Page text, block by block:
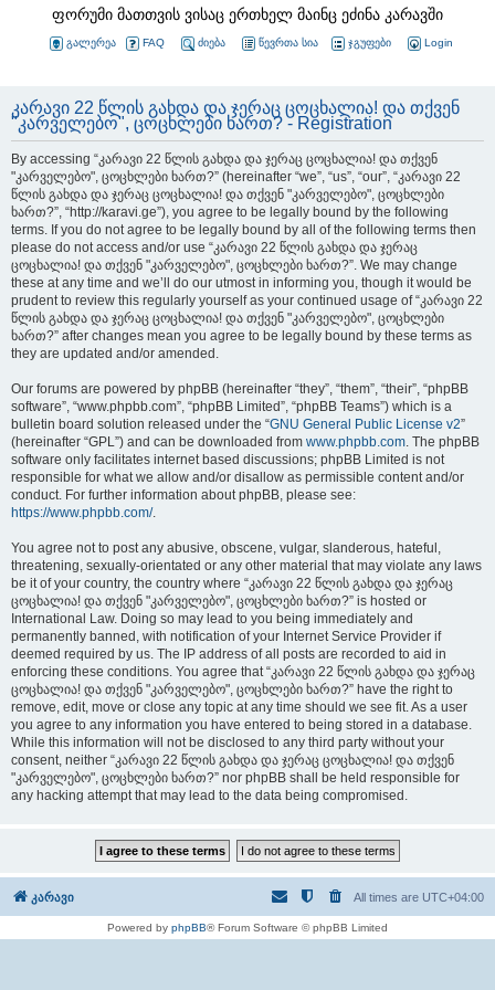
ფორუმი მათთვის ვისაც ერთხელ მაინც ეძინა კარავში
გალერეა FAQ ძიება წევრთა სია ჯგუფები Login
კარავი 22 წლის გახდა და ჯერაც ცოცხალია! და თქვენ
"კარველებო", ცოცხლები ხართ? - Registration
By accessing “კარავი 22 წლის გახდა და ჯერაც ცოცხალია! და თქვენ
"კარველებო", ცოცხლები ხართ?” (hereinafter “we”, “us”, “our”, “კარავი 22
წლის გახდა და ჯერაც ცოცხალია! და თქვენ "კარველებო", ცოცხლები
ხართ?”, “http://karavi.ge”), you agree to be legally bound by the following
terms. If you do not agree to be legally bound by all of the following terms then
please do not access and/or use “კარავი 22 წლის გახდა და ჯერაც
ცოცხალია! და თქვენ "კარველებო", ცოცხლები ხართ?”. We may change
these at any time and we’ll do our utmost in informing you, though it would be
prudent to review this regularly yourself as your continued usage of “კარავი 22
წლის გახდა და ჯერაც ცოცხალია! და თქვენ "კარველებო", ცოცხლები
ხართ?” after changes mean you agree to be legally bound by these terms as
they are updated and/or amended.
Our forums are powered by phpBB (hereinafter “they”, “them”, “their”, “phpBB
software”, “www.phpbb.com”, “phpBB Limited”, “phpBB Teams”) which is a
bulletin board solution released under the “GNU General Public License v2”
(hereinafter “GPL”) and can be downloaded from www.phpbb.com. The phpBB
software only facilitates internet based discussions; phpBB Limited is not
responsible for what we allow and/or disallow as permissible content and/or
conduct. For further information about phpBB, please see:
https://www.phpbb.com/.
You agree not to post any abusive, obscene, vulgar, slanderous, hateful,
threatening, sexually-orientated or any other material that may violate any laws
be it of your country, the country where “კარავი 22 წლის გახდა და ჯერაც
ცოცხალია! და თქვენ "კარველებო", ცოცხლები ხართ?” is hosted or
International Law. Doing so may lead to you being immediately and
permanently banned, with notification of your Internet Service Provider if
deemed required by us. The IP address of all posts are recorded to aid in
enforcing these conditions. You agree that “კარავი 22 წლის გახდა და ჯერაც
ცოცხალია! და თქვენ "კარველებო", ცოცხლები ხართ?” have the right to
remove, edit, move or close any topic at any time should we see fit. As a user
you agree to any information you have entered to being stored in a database.
While this information will not be disclosed to any third party without your
consent, neither “კარავი 22 წლის გახდა და ჯერაც ცოცხალია! და თქვენ
"კარველებო", ცოცხლები ხართ?” nor phpBB shall be held responsible for
any hacking attempt that may lead to the data being compromised.
კარავი All times are UTC+04:00
Powered by phpBB® Forum Software © phpBB Limited